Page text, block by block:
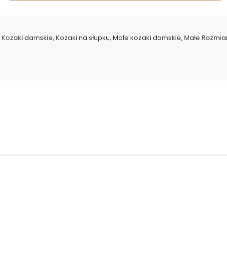
Kozaki damskie, Kozaki na słupku, Małe kozaki damskie, Małe